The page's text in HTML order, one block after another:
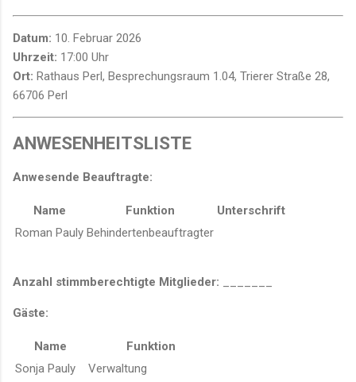
Datum: 10. Februar 2026
Uhrzeit: 17:00 Uhr
Ort: Rathaus Perl, Besprechungsraum 1.04, Trierer Straße 28,
66706 Perl
ANWESENHEITSLISTE
Anwesende Beauftragte:
Name Funktion
Unterschrift
Roman Pauly Behindertenbeauftragter
Anzahl stimmberechtigte Mitglieder:
Gäste:
Name
Funktion
Sonja Pauly
Verwaltung